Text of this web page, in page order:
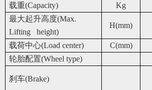
载重(Capacity) Kg
最大起升高度(Max.
Lifting height)
H(mm)
载荷中心(Load center) C(mm)
轮胎配置(Wheel type)
刹车(Brake)